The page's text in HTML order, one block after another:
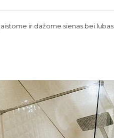
ir dažome sienas bei lubas.